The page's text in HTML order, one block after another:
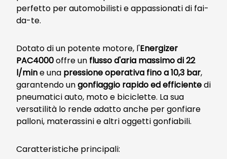
perfetto per automobilisti e appassionati di fai-
da-te.
Dotato di un potente motore, l'Energizer
PAC4000offre un flusso d'aria massimo di 22
l/mine una pressione operativa fino a 10,3 bar,
garantendo ungonfiaggio rapido ed efficientedi
pneumatici auto, moto e biciclette. La sua
versatilità lo rende adatto anche per gonfiare
palloni, materassini e altri oggetti gonfiabili.
Caratteristiche principali: